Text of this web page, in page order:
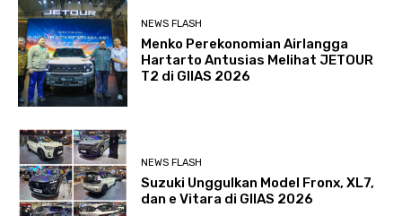
NEWS FLASH
Menko Perekonomian Airlangga
Hartarto Antusias Melihat JETOUR
T2 di GIIAS 2026
NEWS FLASH
Suzuki Unggulkan Model Fronx, XL7,
dan e Vitara di GIIAS 2026